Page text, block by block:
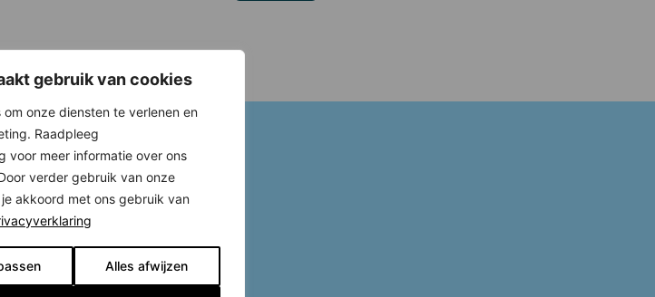
gebruik van cookies
onze diensten te verlenen en
Raadpleeg
voor meer informatie over ons
verder gebruik van onze
akkoord met ons gebruik van
Alles afwijzen